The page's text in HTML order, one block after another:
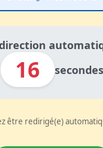
16 secondes
être redirigé(e)